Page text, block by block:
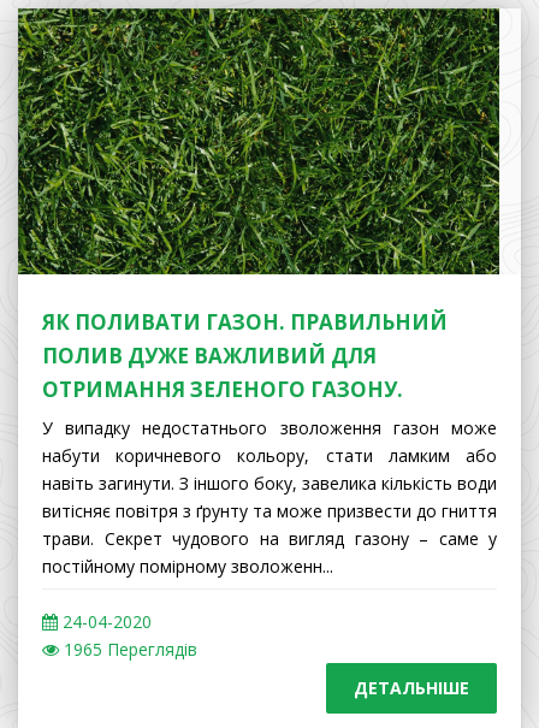
ЯК ПОЛИВАТИ ГАЗОН. ПРАВИЛЬНИЙ
ПОЛИВ ДУЖЕ ВАЖЛИВИЙ ДЛЯ
ОТРИМАННЯ ЗЕЛЕНОГО ГАЗОНУ.
У випадку недостатнього зволоження газон може
набути коричневого кольору, стати ламким або
навіть загинути. З іншого боку, завелика кількість води
витісняє повітря з ґрунту та може призвести до гниття
трави. Секрет чудового на вигляд газону – саме у
постійному помірному зволоженн...
24-04-2020
1965 Переглядів
ДЕТАЛЬНІШЕ